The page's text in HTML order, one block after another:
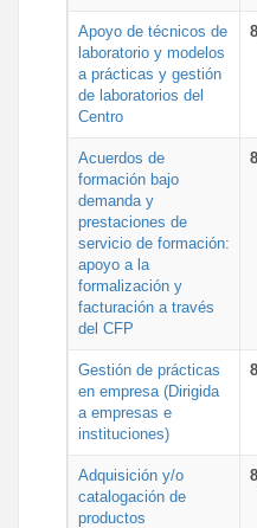
Apoyo de técnicos de
laboratorio y modelos
a prácticas y gestión
de laboratorios del
Centro
Acuerdos de
formación bajo
demanda y
prestaciones de
servicio de formación:
apoyo a la
formalización y
facturación a través
del CFP
Gestión de prácticas
en empresa (Dirigida
a empresas e
instituciones)
Adquisición y/o
catalogación de
productos